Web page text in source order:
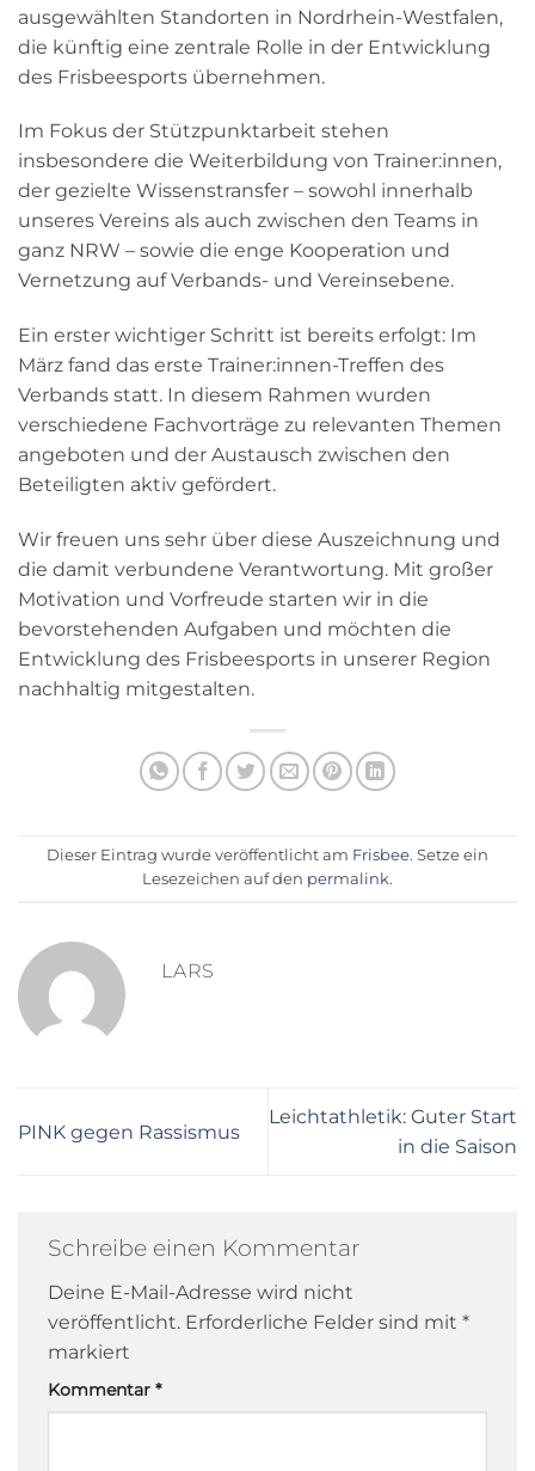
ausgewählten Standorten in Nordrhein-Westfalen,
die künftig eine zentrale Rolle in der Entwicklung
des Frisbeesports übernehmen.
Im Fokus der Stützpunktarbeit stehen
insbesondere die Weiterbildung von Trainer:innen,
der gezielte Wissenstransfer – sowohl innerhalb
unseres Vereins als auch zwischen den Teams in
ganz NRW – sowie die enge Kooperation und
Vernetzung auf Verbands- und Vereinsebene.
Ein erster wichtiger Schritt ist bereits erfolgt: Im
März fand das erste Trainer:innen-Treffen des
Verbands statt. In diesem Rahmen wurden
verschiedene Fachvorträge zu relevanten Themen
angeboten und der Austausch zwischen den
Beteiligten aktiv gefördert.
Wir freuen uns sehr über diese Auszeichnung und
die damit verbundene Verantwortung. Mit großer
Motivation und Vorfreude starten wir in die
bevorstehenden Aufgaben und möchten die
Entwicklung des Frisbeesports in unserer Region
nachhaltig mitgestalten.
Dieser Eintrag wurde veröffentlicht am Frisbee. Setze ein
Lesezeichen auf den permalink.
LARS
PINK gegen Rassismus
Leichtathletik: Guter Start
in die Saison
Schreibe einen Kommentar
Deine E-Mail-Adresse wird nicht
veröffentlicht. Erforderliche Felder sind mit *
markiert
Kommentar *